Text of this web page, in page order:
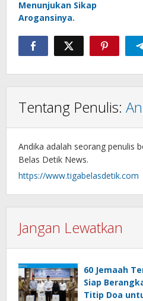
Menunjukan Sikap
Arogansinya.
Tentang Penulis:
Andika adalah seorang penulis
Belas Detik News.
https://www.tigabelasdetik.com
Jangan Lewatkan
60 Jemaah
Siap
Titip Doa